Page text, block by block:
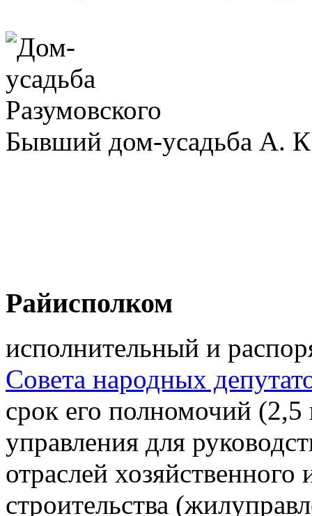
Бывший дом-усадьба А.
Райисполком
исполнительный и
Совета народных
срок его полномочий (2,5
управления для
отраслей
строительства